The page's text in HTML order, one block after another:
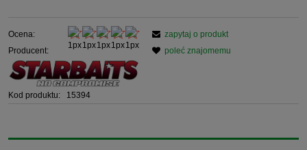
Ocena:
Producent:
Kod produktu: 15394
zapytaj o produkt
poleć znajomemu